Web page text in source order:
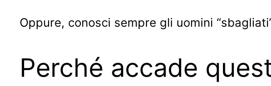
Oppure, conosci sempre gli uomini
Perché accade